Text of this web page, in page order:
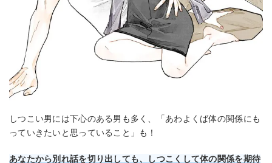
しつこい男には下心のある男も多く、「あわよくば体の関係にも
っていきたいと思っていること」も！
あなたから別れ話を切り出しても、しつこくして体の関係を期待